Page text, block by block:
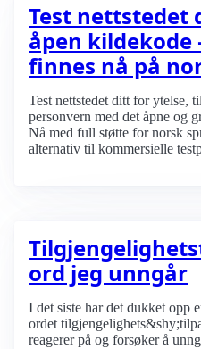
Test nettstedet
åpen kildekode
finnes nå på
Test nettstedet ditt for ytelse,
personvern med det åpne og
Nå med full støtte for norsk
alternativ til kommersielle
ord jeg unngår
I det siste har det dukket opp
ordet
reagerer på og forsøker å